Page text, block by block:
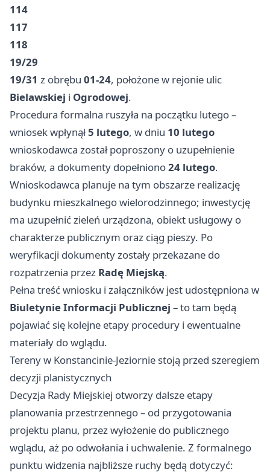
114
117
118
19/29
19/31 z obrębu 01-24, położone w rejonie ulic
Bielawskiej i Ogrodowej.
Procedura formalna ruszyła na początku lutego –
wniosek wpłynął5 lutego, w dniu 10 lutego
wnioskodawca został poproszony o uzupełnienie
braków, a dokumenty dopełniono24 lutego.
Wnioskodawca planuje na tym obszarze realizację
budynku mieszkalnego wielorodzinnego; inwestycję
ma uzupełnić zieleń urządzona, obiekt usługowy o
charakterze publicznym oraz ciąg pieszy. Po
weryfikacji dokumenty zostały przekazane do
rozpatrzenia przez Radę Miejską.
Pełna treść wniosku i załączników jest udostępniona w
Biuletynie Informacji Publicznej – to tam będą
pojawiać się kolejne etapy procedury i ewentualne
materiały do wglądu.
Tereny w Konstancinie-Jeziornie stoją przed szeregiem
decyzji planistycznych
Decyzja Rady Miejskiej otworzy dalsze etapy
planowania przestrzennego – od przygotowania
projektu planu, przez wyłożenie do publicznego
wglądu, aż po odwołania i uchwalenie. Z formalnego
punktu widzenia najbliższe ruchy będą dotyczyć: